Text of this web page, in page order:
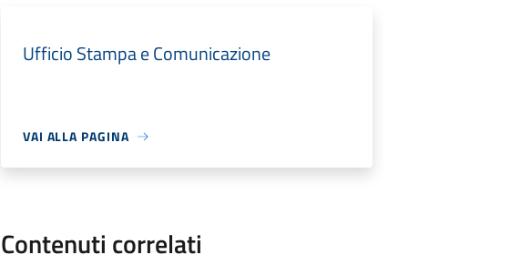
Ufficio Stampa e Comunicazione
VAI ALLA PAGINA
Contenuti correlati